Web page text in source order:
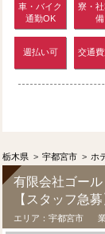
車・バイク
通勤OK
寮・
備
週払い可 交通
栃木県 > 宇都宮市 > ホ
有限会社ゴール
【スタッフ急
エリア： 宇都宮市